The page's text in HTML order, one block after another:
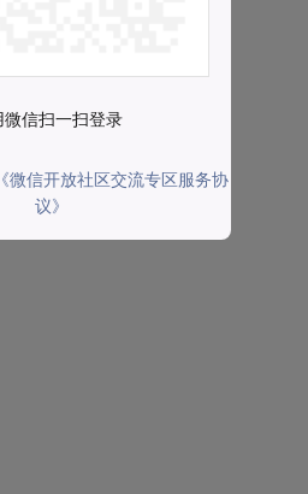
微信扫一扫登录
《微信开放社区交流专区服务协
议》